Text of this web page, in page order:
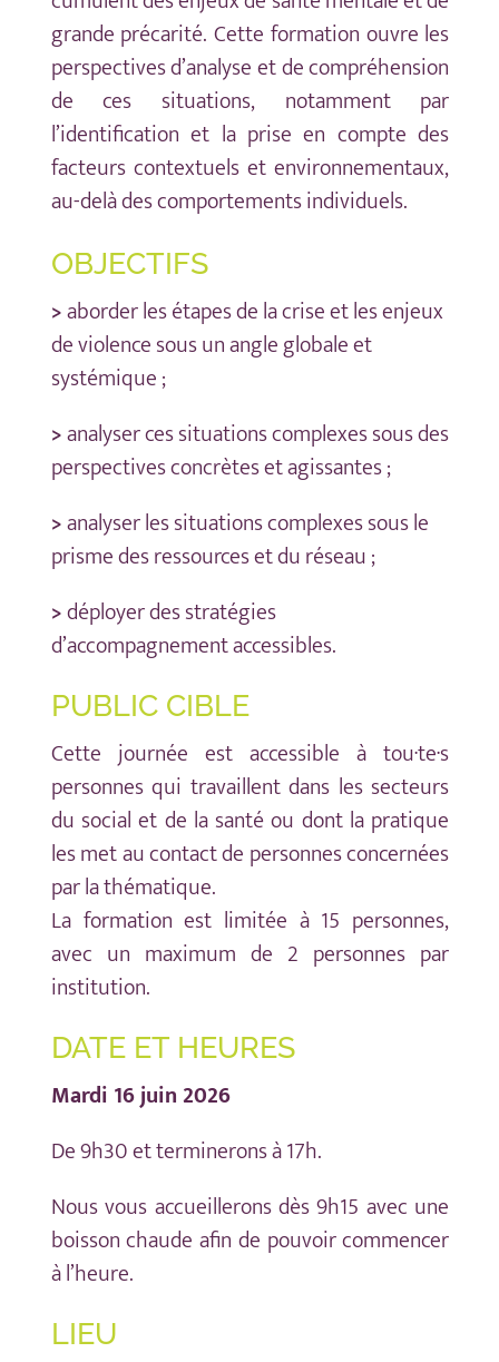
grande précarité. Cette formation ouvre les
perspectives d’analyse et de compréhension
de ces situations, notamment par
l’identification et la prise en compte des
facteurs contextuels et environnementaux,
au-delà des comportements individuels.
OBJECTIFS
>aborder les étapes de la crise et les enjeux
de violence sous un angle globale et
systémique ;
>analyser ces situations complexes sous des
perspectives concrètes et agissantes ;
>analyser les situations complexes sous le
prisme des ressources et du réseau ;
>déployer des stratégies
d’accompagnement accessibles.
PUBLIC CIBLE
Cette journée est accessible à tou·te·s
personnes qui travaillent dans les secteurs
du social et de la santé ou dont la pratique
les met au contact de personnes concernées
par la thématique.
La formation est limitée à 15 personnes,
avec un maximum de 2 personnes par
institution.
DATE ET HEURES
Mardi 16 juin 2026
De 9h30 et terminerons à 17h.
Nous vous accueillerons dès 9h15 avec une
boisson chaude afin de pouvoir commencer
à l’heure.
LIEU